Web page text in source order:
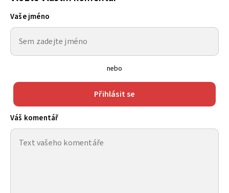
Vaše jméno
nebo
Přihlásit se
Váš komentář